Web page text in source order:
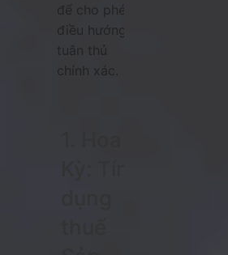
để cho phép
điều hướng
tuân thủ
chính xác.